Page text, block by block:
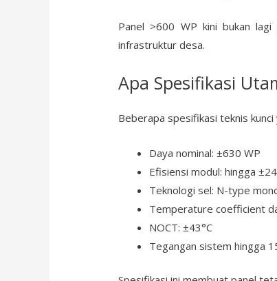
Panel >600 WP kini bukan
infrastruktur desa.
Apa Spesifikasi
Beberapa spesifikasi teknis
Daya nominal: ±630 WP
Efisiensi modul: hingga
Teknologi sel: N-type
Temperature coefficient
NOCT: ±43°C
Tegangan sistem hingga